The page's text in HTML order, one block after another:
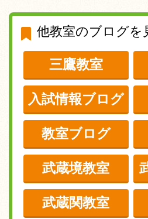
他教室のブログを
三鷹教室
入試情報ブログ
教室ブログ
武蔵境教室
武蔵関教室